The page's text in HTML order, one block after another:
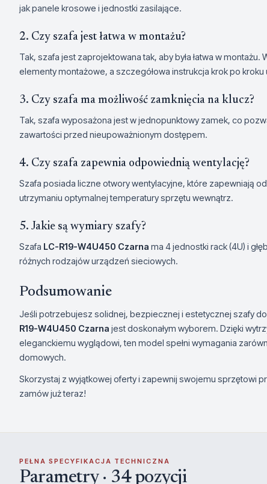
jak panele krosowe i jednostki zasilające.
2. Czy szafa jest łatwa w montażu?
Tak, szafa jest zaprojektowana tak, aby była łatwa w
elementy montażowe, a szczegółowa instrukcja krok po kroku
3. Czy szafa ma możliwość zamknięcia na klucz?
Tak, szafa wyposażona jest w jednopunktowy zamek, co
zawartości przed nieupoważnionym dostępem.
4. Czy szafa zapewnia odpowiednią wentylację?
Szafa posiada liczne otwory wentylacyjne, które zapewniają
utrzymaniu optymalnej temperatury sprzętu wewnątrz.
5. Jakie są wymiary szafy?
Szafa LC-R19-W4U450 Czarna ma 4 jednostki rack (4U) i
różnych rodzajów urządzeń sieciowych.
Podsumowanie
Jeśli potrzebujesz solidnej, bezpiecznej i estetycznej szafy
R19-W4U450 Czarna jest doskonałym wyborem. Dzięki
eleganckiemu wyglądowi, ten model spełni wymagania
domowych.
Skorzystaj z wyjątkowej oferty i zapewnij swojemu sprzętowi
zamów już teraz!
PEŁNA SPECYFIKACJA TECHNICZNA
Parametry · 34 pozycji